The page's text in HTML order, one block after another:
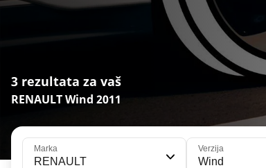
3 rezultata za vaš
RENAULT Wind 2011
Marka
RENAULT
Verzija
Wind